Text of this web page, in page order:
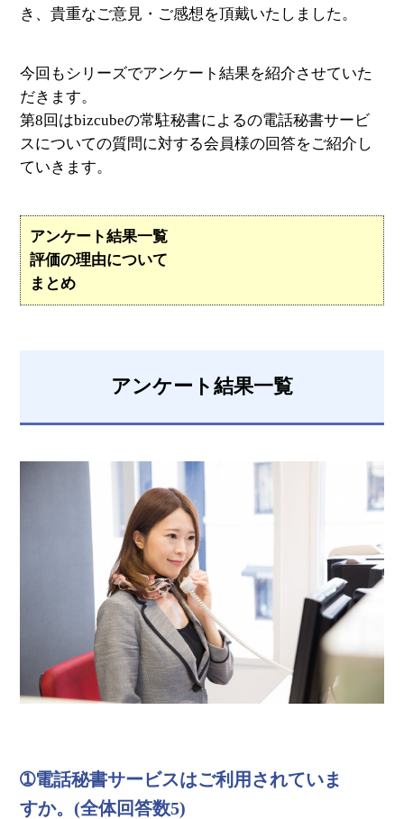
き、貴重なご意見・ご感想を頂戴いたしました。
今回もシリーズでアンケート結果を紹介させていた
だきます。
第8回はbizcubeの常駐秘書によるの電話秘書サービ
スについての質問に対する会員様の回答をご紹介し
ていきます。
アンケート結果一覧
評価の理由について
まとめ
アンケート結果一覧
➀電話秘書サービスはご利用されていま
すか。(全体回答数5)